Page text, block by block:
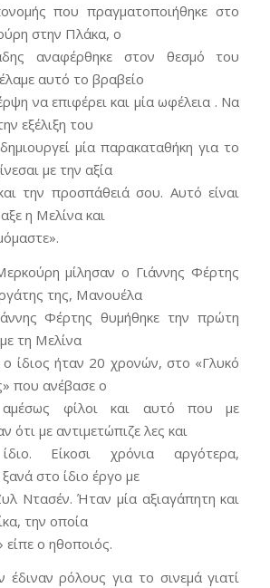
που πραγματοποιήθηκε στο
στην Πλάκα, ο
αναφέρθηκε στον θεσμό του
αυτό το βραβείο
να επιφέρει και μία ωφέλεια . Να
εξέλιξη του
μία παρακαταθήκη για το
με την αξία
την προσπάθειά σου. Αυτό είναι
η Μελίνα και
μίλησαν ο Γιάννης Φέρτης
της, Μανουέλα
Φέρτης θυμήθηκε την πρώτη
τη Μελίνα
ίδιος ήταν 20 χρονών, στο «Γλυκό
που ανέβασε ο
αμέσως φίλοι και αυτό που με
ότι με αντιμετώπιζε λες και
Είκοσι χρόνια αργότερα,
στο ίδιο έργο με
Ντασέν. Ήταν μία αξιαγάπητη και
την οποία
ο ηθοποιός.
έδιναν ρόλους για το σινεμά γιατί